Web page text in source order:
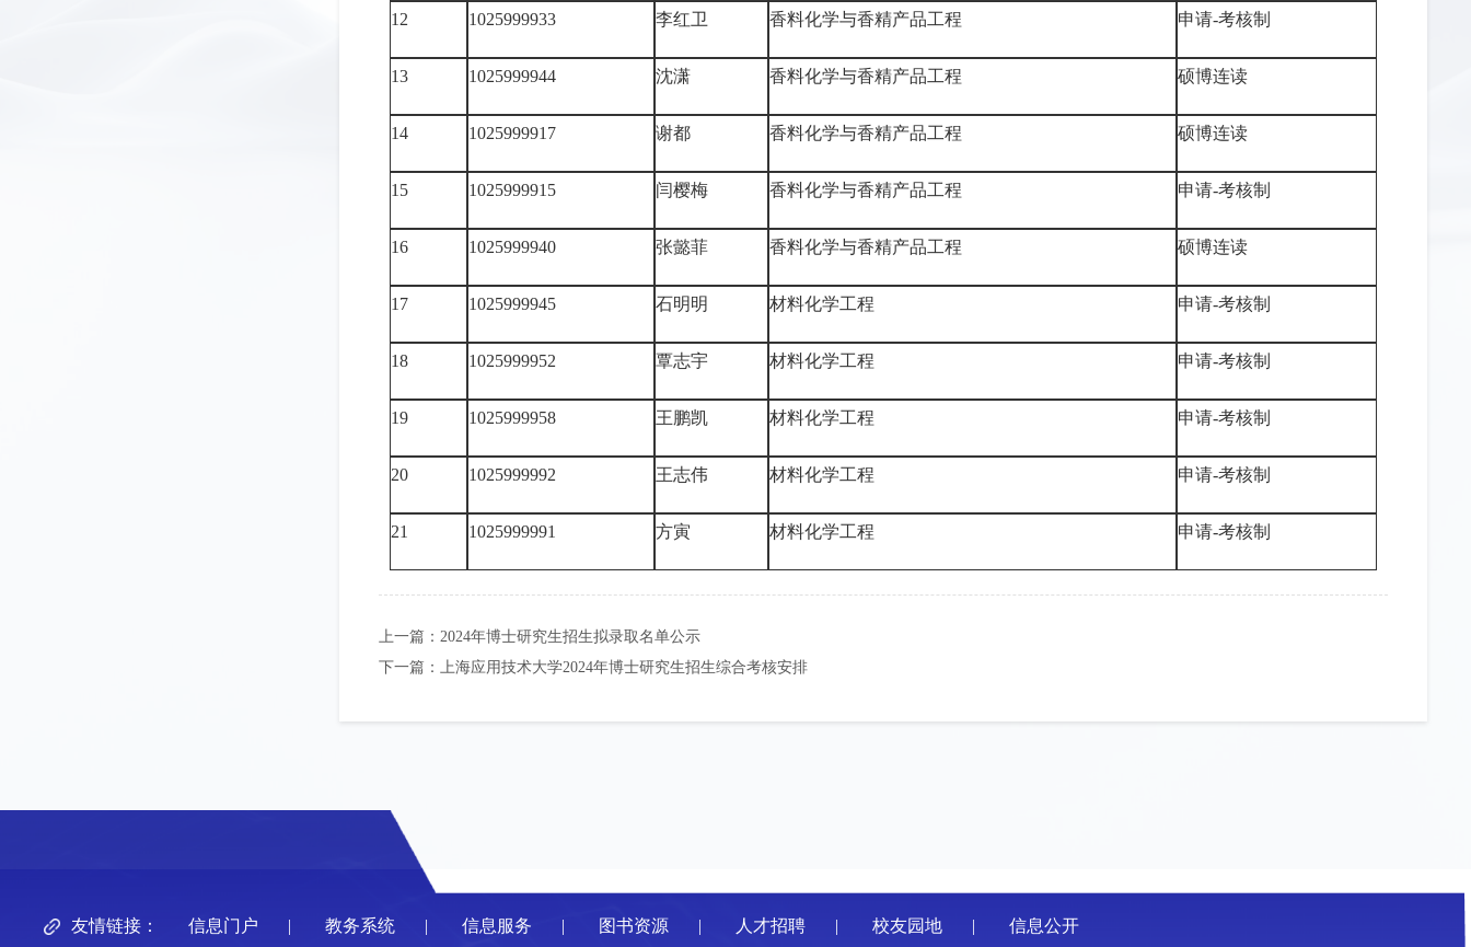
12 1025999933 李红卫 香料化学与香精产品工程 申请-考核制
13 1025999944 沈潇 香料化学与香精产品工程 硕博连读
14 1025999917 谢都 香料化学与香精产品工程 硕博连读
15 1025999915 闫樱梅 香料化学与香精产品工程 申请-考核制
16 1025999940 张懿菲 香料化学与香精产品工程 硕博连读
17 1025999945 石明明 材料化学工程 申请-考核制
18 1025999952 覃志宇 材料化学工程 申请-考核制
19 1025999958 王鹏凯 材料化学工程 申请-考核制
20 1025999992 王志伟 材料化学工程 申请-考核制
21 1025999991 方寅 材料化学工程 申请-考核制
上一篇： 2024年博士研究生招生拟录取名单公示
下一篇：
上海应用技术大学2024年博士研究生招生综合考核安排
友情链接： 信息门户 | 教务系统 | 信息服务 | 图书资源 | 人才招聘 | 校友园地 | 信息公开